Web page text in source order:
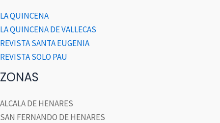
LA QUINCENA
LA QUINCENA DE VALLECAS
REVISTA SANTA EUGENIA
REVISTA SOLO PAU
ZONAS
ALCALA DE HENARES
SAN FERNANDO DE HENARES